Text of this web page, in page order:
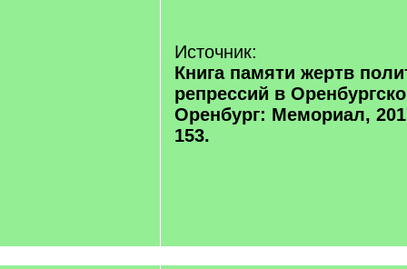
Источник:
Книга памяти жертв
репрессий в
Оренбург: Мемориал,
153.